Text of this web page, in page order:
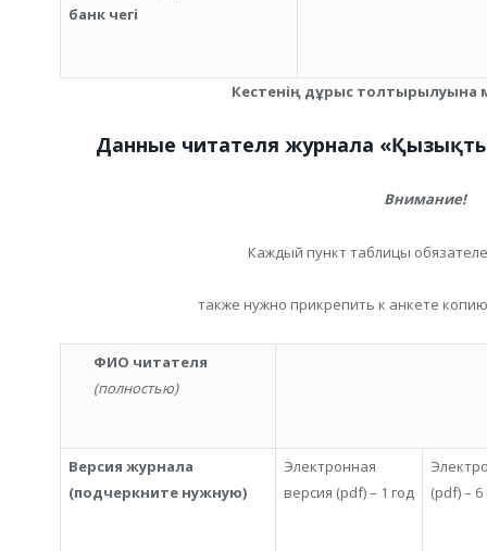
банк чегі
Кестенің дұрыс
Данные читателя журнала «Қызық
Внимание!
Каждый пункт таблицы
также нужно прикрепить к анкете
ФИО читателя
(полностью)
Версия журнала
(подчеркните нужную)
Электронная
версия (pdf) – 1 год
(pdf) – 6